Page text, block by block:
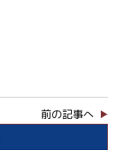
前の記事へ